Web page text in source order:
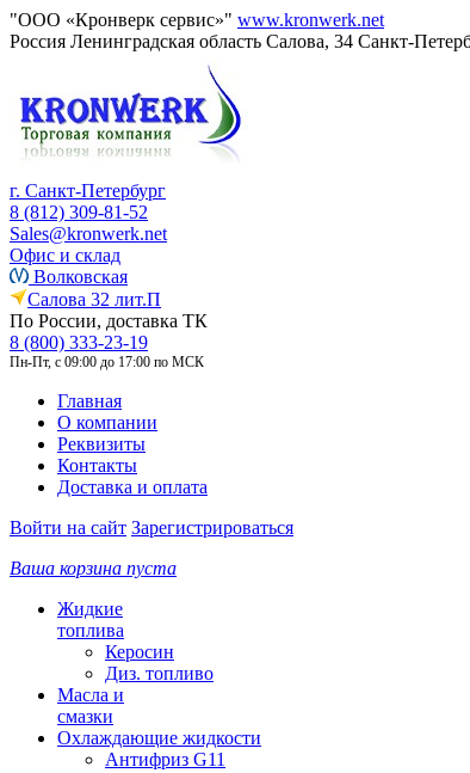
"ООО «Кронверк сервис»" www.kronwerk.net
Россия Ленинградская область Салова, 34 Санкт-
г. Санкт-Петербург
8 (812) 309-81-52
Sales@kronwerk.net
Офис и склад
Волковская
Салова 32 лит.П
По России, доставка ТК
8 (800) 333-23-19
Пн-Пт, с 09:00 до 17:00 по МСК
Главная
О компании
Реквизиты
Контакты
Доставка и оплата
Войти на сайт Зарегистрироваться
Ваша корзина пуста
Жидкие
топлива
Керосин
Диз. топливо
Масла и
смазки
Охлаждающие жидкости
Антифриз G11